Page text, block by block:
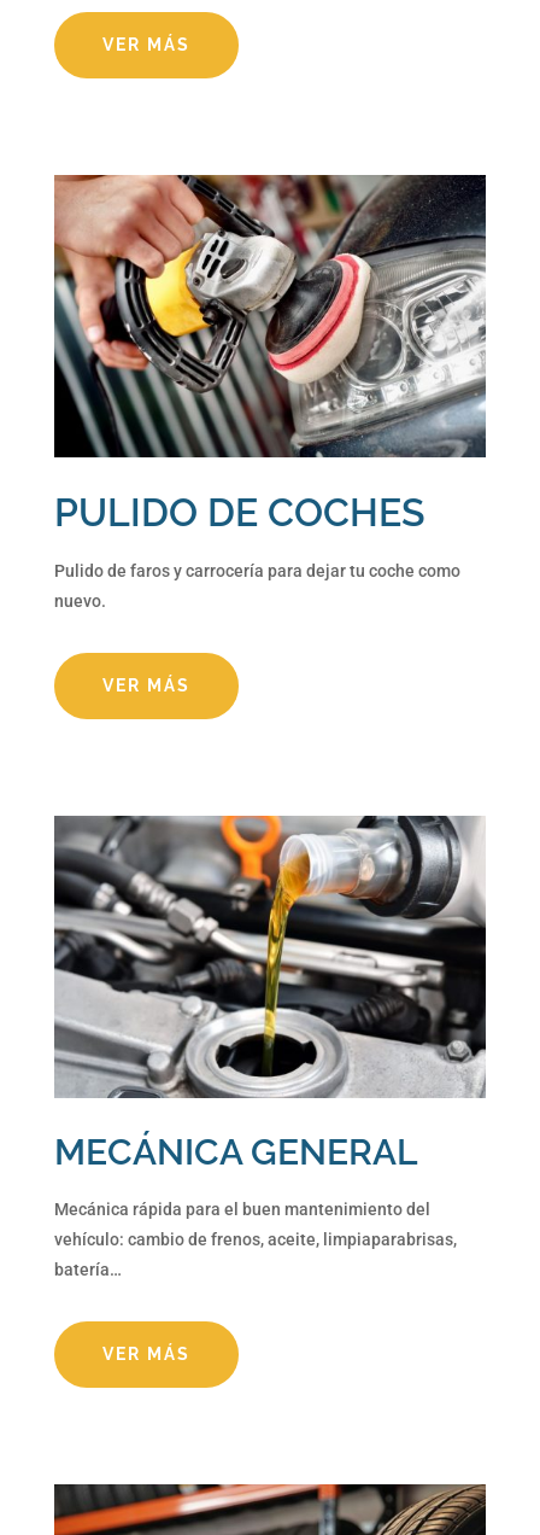
VER MÁS
PULIDO DE COCHES
Pulido de faros y carrocería para dejar tu coche como
nuevo.
VER MÁS
MECÁNICA GENERAL
Mecánica rápida para el buen mantenimiento del
vehículo: cambio de frenos, aceite, limpiaparabrisas,
batería…
VER MÁS